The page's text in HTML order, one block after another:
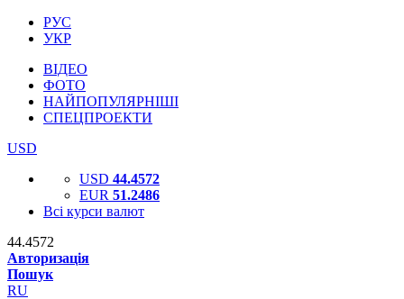
РУС
УКР
ВІДЕО
ФОТО
НАЙПОПУЛЯРНІШІ
СПЕЦПРОЕКТИ
USD
USD 44.4572
EUR 51.2486
Всі курси валют
44.4572
Авторизація
Пошук
RU